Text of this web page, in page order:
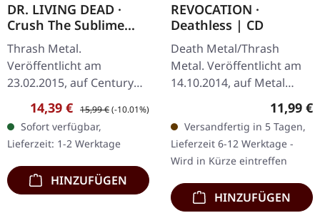
DR. LIVING DEAD ·
Crush The Sublime
Gods [Ltd.Digi] | DIGI
Thrash Metal.
Veröffentlicht am
23.02.2015, auf Century
Media Records. Ltd. Edit.
Digi Dr. Living Dead
spielen Thrash Metal
nicht einfach nur — sie…
Verkaufspreis:
14,39 € Regulärer Preis:
15,99 €(-10.01%)
Sofort verfügbar,
Lieferzeit: 1-2 Werktage
HINZUFÜGEN
REVOCATION ·
Deathless | CD
Death Metal/Thrash
Metal. Veröffentlicht am
14.10.2014, auf Metal
Blade Records. CD im
Technical Death Metal-
Meister Revocation…
11,99 €
Versandfertig in 5 Tagen,
Lieferzeit 6-12 Werktage -
Wird in Kürze eintreffen
HINZUFÜGEN